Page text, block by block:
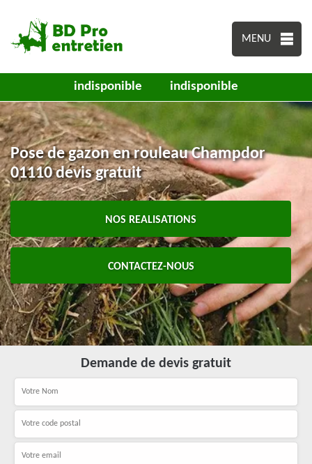
MENU
indisponible indisponible
Pose de gazon en rouleau Champdor
01110 devis gratuit
NOS REALISATIONS
CONTACTEZ-NOUS
Demande de devis gratuit